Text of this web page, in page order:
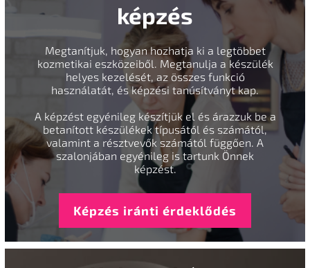
képzés
Megtanítjuk, hogyan hozhatja ki a legtöbbet
kozmetikai eszközeiből. Megtanulja a készülék
helyes kezelését, az összes funkció
használatát, és képzési tanúsítványt kap.
A képzést egyénileg készítjük el és árazzuk be a
betanított készülékek típusától és számától,
valamint a résztvevők számától függően. A
szalonjában egyénileg is tartunk Önnek
képzést.
Képzés iránti érdeklődés